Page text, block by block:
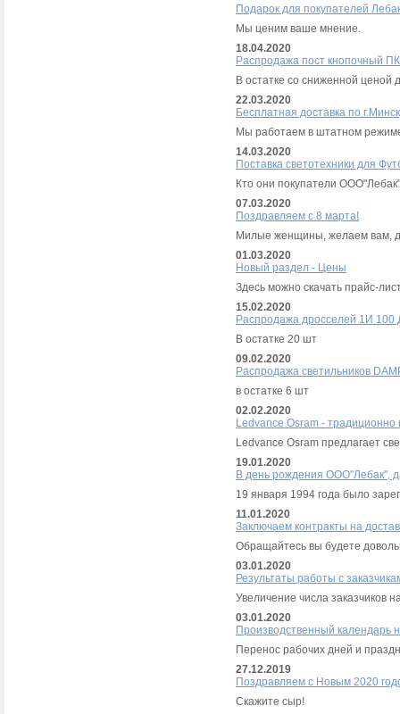
Подарок для покупателей
Мы ценим ваше мнение.
18.04.2020
Распродажа пост кнопочный
В остатке со сниженной ценой
22.03.2020
Бесплатная доставка по
Мы работаем в штатном
14.03.2020
Поставка светотехники для
Кто они покупатели
07.03.2020
Поздравляем с 8 марта!
Милые женщины, желаем вам,
01.03.2020
Новый раздел - Цены
Здесь можно скачать прайс-
15.02.2020
Распродажа дросселей 1И
В остатке 20 шт
09.02.2020
Распродажа светильников
в остатке 6 шт
02.02.2020
Ledvance Osram - традиционно
Ledvance Osram предлагает
19.01.2020
В день рождения ООО"Лебак",
19 января 1994 года было
11.01.2020
Заключаем контракты на
Обращайтесь вы будете
03.01.2020
Результаты работы с
Увеличение числа заказчиков
03.01.2020
Производственный календарь
Перенос рабочих дней и
27.12.2019
Поздравляем с Новым 2020
Скажите сыр!